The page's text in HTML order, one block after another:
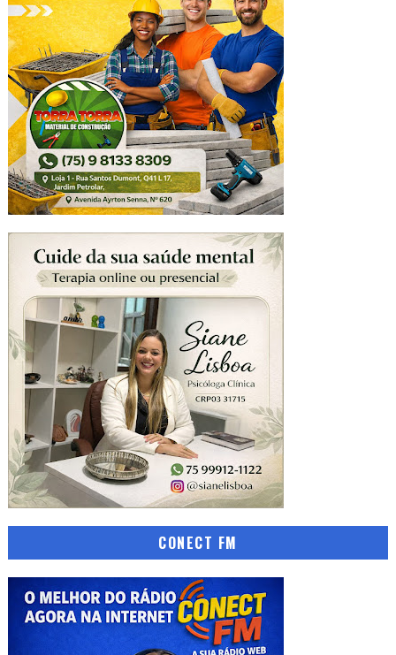
CONECT FM